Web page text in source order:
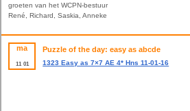
groeten van het WCPN-bestuur
René, Richard, Saskia, Anneke
ma
11 01
Puzzle of the day: easy as abcde
1323 Easy as 7×7 AE 4* Hns 11-01-16